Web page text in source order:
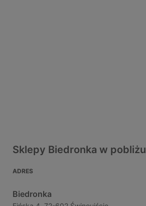
Sklepy Biedronka w pobliżu
ADRES
Biedronka